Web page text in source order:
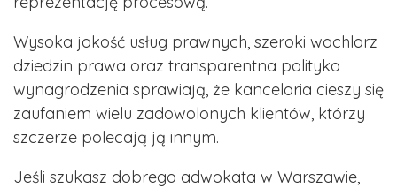
Wysoka jakość usług prawnych, szeroki wachlarz
dziedzin prawa oraz transparentna polityka
wynagrodzenia sprawiają, że kancelaria cieszy się
zaufaniem wielu zadowolonych klientów, którzy
szczerze polecają ją innym.
Jeśli szukasz dobrego adwokata w Warszawie,